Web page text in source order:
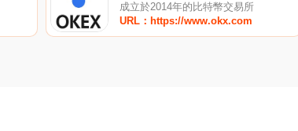
成立於2014年的比特幣交易所
URL：https://www.okx.com